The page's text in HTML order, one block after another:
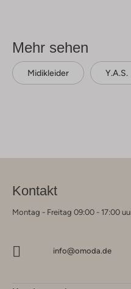
Mehr sehen
Midikleider Y.a.s.
Kontakt
Montag - Freitag 09:00 - 17:00
info@omoda.de